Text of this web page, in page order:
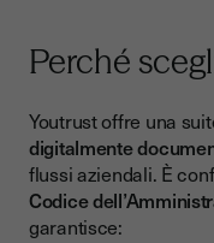
Perché
Youtrust offre una
digitalmente
flussi aziendali. È
Codice
garantisce: